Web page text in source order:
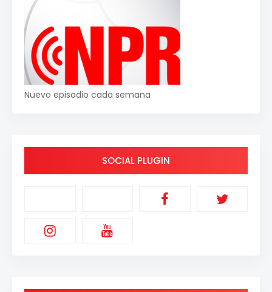
Nuevo episodio cada semana
SOCIAL PLUGIN